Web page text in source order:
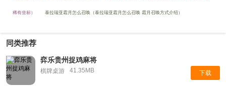
稀有坐标） 泰拉瑞亚霜月怎么召唤（泰拉瑞亚霜月怎么召唤 霜月召唤方式介绍）
同类推荐
弈乐贵州捉鸡麻将
棋牌桌游 41.35MB 下载